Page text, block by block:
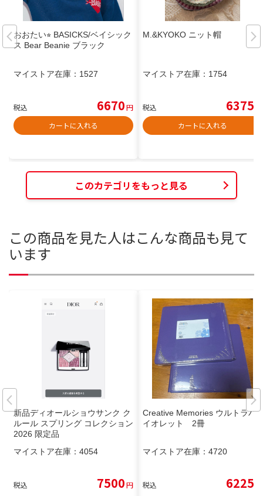
おおたい⭐︎ BASICKS/ベイシック
ス Bear Beanie ブラック
マイストア在庫： 1527
税込 6670円
カートに入れる
M.&KYOKO ニット帽
マイストア在庫： 1754
税込 6375
カートに入れる
このカテゴリをもっと見る
この商品を見た人はこんな商品も見て
います
新品ディオールショウサンク ク
ルール スプリング コレクション
2026 限定品
マイストア在庫： 4054
税込 7500円
Creative Memories ウルトラバ
イオレット 2冊
マイストア在庫： 4720
税込 6225